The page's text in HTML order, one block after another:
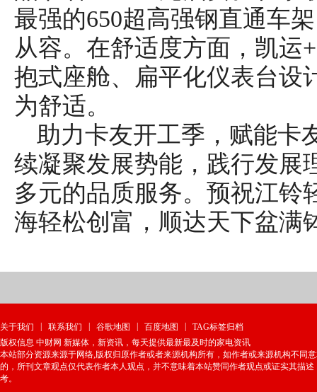
最强的650超高强钢直通车
从容。在舒适度方面，凯运
抱式座舱、扁平化仪表台设
为舒适。
助力卡友开工季，赋能卡
续凝聚发展势能，践行发展
多元的品质服务。预祝江铃
海轻松创富，顺达天下盆满
关于我们 联系我们 谷歌地图 百度地图
TAG标签归档
版权信息 中财网 新媒体，新资讯，每天提供最新最及时的家电资讯
本站部分资源来源于网络,版权归原作者或者来源机构所有，如作者或来源机构不同
的，所刊文章观点仅代表作者本人观点，并不意味着本站赞同作者观点或证实其描
考。